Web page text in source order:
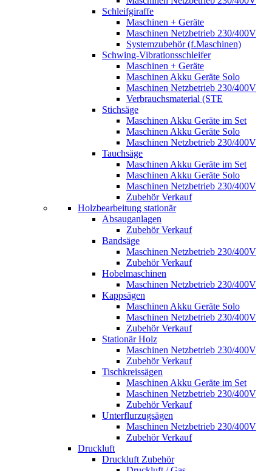
Schleifgiraffe
Maschinen + Geräte
Maschinen Netzbetrieb 230/400V
Systemzubehör (f.Maschinen)
Schwing-Vibrationsschleifer
Maschinen + Geräte
Maschinen Akku Geräte Solo
Maschinen Netzbetrieb 230/400V
Verbrauchsmaterial (STE
Stichsäge
Maschinen Akku Geräte im Set
Maschinen Akku Geräte Solo
Maschinen Netzbetrieb 230/400V
Tauchsäge
Maschinen Akku Geräte im Set
Maschinen Akku Geräte Solo
Maschinen Netzbetrieb 230/400V
Zubehör Verkauf
Holzbearbeitung stationär
Absauganlagen
Zubehör Verkauf
Bandsäge
Maschinen Netzbetrieb 230/400V
Zubehör Verkauf
Hobelmaschinen
Maschinen Netzbetrieb 230/400V
Kappsägen
Maschinen Akku Geräte Solo
Maschinen Netzbetrieb 230/400V
Zubehör Verkauf
Stationär Holz
Maschinen Netzbetrieb 230/400V
Zubehör Verkauf
Tischkreissägen
Maschinen Akku Geräte im Set
Maschinen Netzbetrieb 230/400V
Zubehör Verkauf
Unterflurzugsägen
Maschinen Netzbetrieb 230/400V
Zubehör Verkauf
Druckluft
Druckluft Zubehör